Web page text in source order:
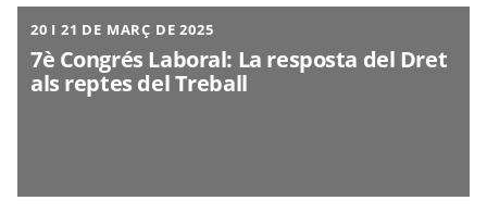
20 I 21 DE MARÇ DE 2025
7è Congrés Laboral: La resposta del Dret
als reptes del Treball